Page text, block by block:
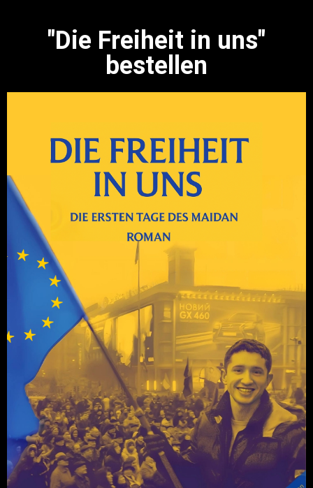
"Die Freiheit in uns"
bestellen